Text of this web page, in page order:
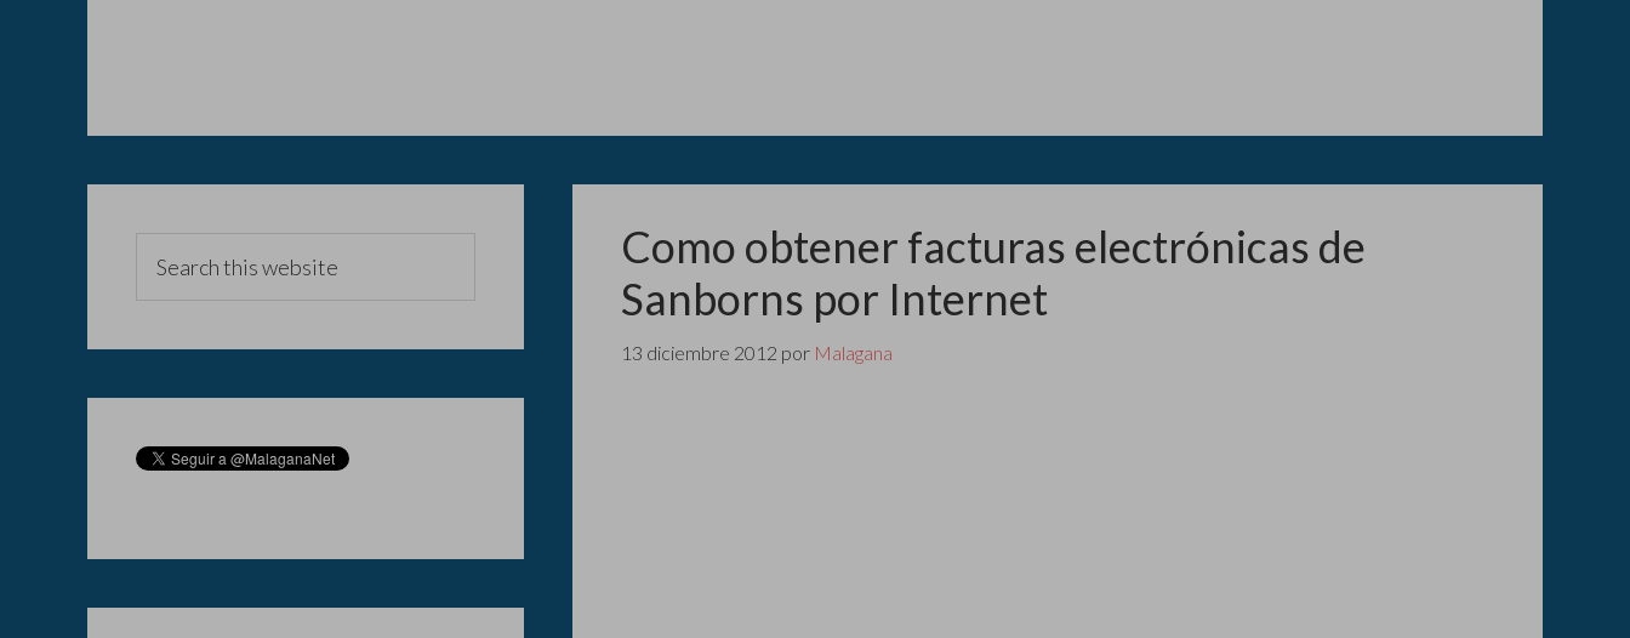
Como obtener facturas electrónicas de
Sanborns por Internet
13 diciembre 2012 por Malagana